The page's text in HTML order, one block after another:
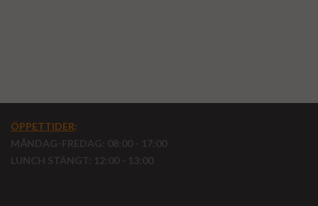
ÖPPETTIDER:
MÅNDAG-FREDAG: 08:00 - 17:00
LUNCH STÄNGT: 12:00 - 13:00